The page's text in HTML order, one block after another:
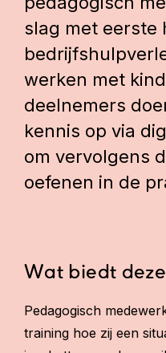
slag met eerste
werken met
deelnemers
kennis op via
om vervolgens
oefenen in de
Wat biedt
Pedagogisch
training hoe zij een